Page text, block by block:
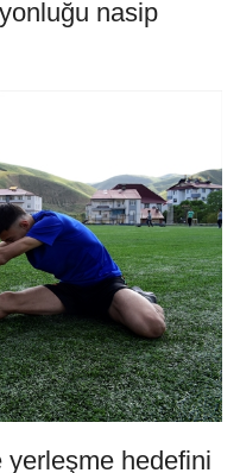
nasip
yerleşme hedefini